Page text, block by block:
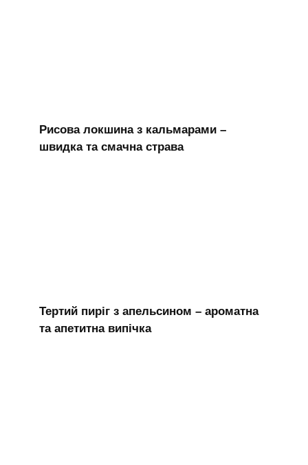
Рисова локшина з кальмарами –
швидка та смачна страва
Тертий пиріг з апельсином – ароматна
та апетитна випічка